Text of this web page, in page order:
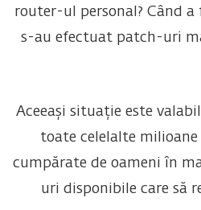
router-ul personal? Când
s-au efectuat patch-uri
Aceeași situație este
toate celelalte
cumpărate de oameni în
uri disponibile care să